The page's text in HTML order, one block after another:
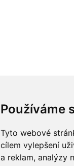
Používáme
Tyto webové
cílem vylepšení
a reklam, analýzy